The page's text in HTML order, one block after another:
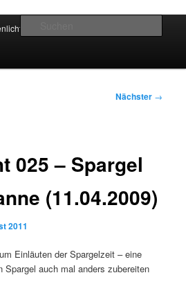
Nächster →
025 – Spargel
(11.04.2009)
2011
Einläuten der Spargelzeit – eine
Spargel auch mal anders zubereiten